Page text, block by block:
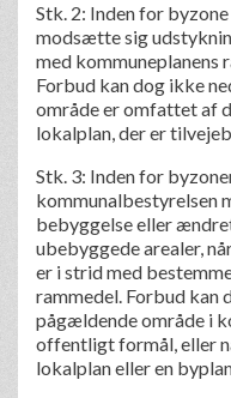
Stk. 2: Inden for
modsætte sig
med
Forbud kan dog ikke
område er omfattet af
lokalplan, der er
Stk. 3: Inden for
kommunalbestyrelsen
bebyggelse eller
ubebyggede arealer,
er i strid med
rammedel. Forbud kan
pågældende område i
offentligt formål, eller
lokalplan eller en